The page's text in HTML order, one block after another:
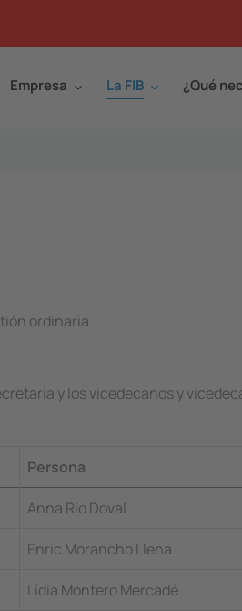
Empresa La FIB ¿Qué
ordinaria.
y los vicedecanos y
Persona
Anna Rio Doval
Enric Morancho Llena
Lídia Montero Mercadé